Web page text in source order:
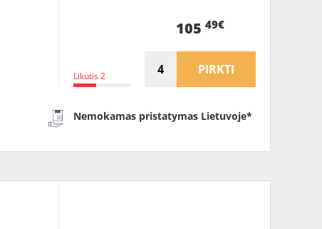
Likutis 2
105 49€
PIRKTI
Nemokamas pristatymas Lietuvoje*